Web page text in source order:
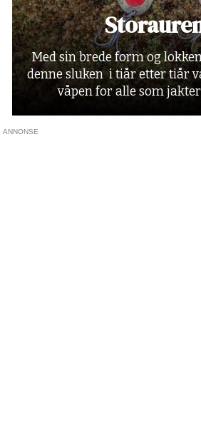
Med sin brede form og
denne sluken i tiår etter tiår
våpen for alle som
ANNONSE